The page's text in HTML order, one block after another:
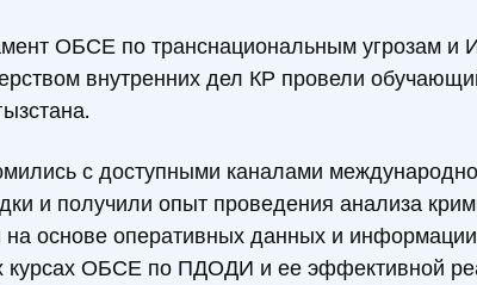
ОБСЕ по транснациональным угрозам и
внутренних дел КР провели
с доступными каналами
и получили опыт проведения анализа
на основе оперативных данных и
ОБСЕ по ПДОДИ и ее эффективной